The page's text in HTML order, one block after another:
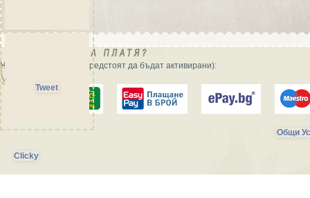
Начини на плащане (предстоят да бъдат активирани):
Общи
Clicky
Tweet